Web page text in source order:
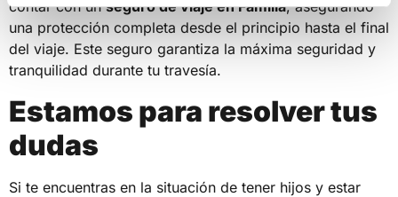
contar con unseguro de viaje en Familia, asegurando
una protección completa desde el principio hasta el final
del viaje. Este seguro garantiza la máxima seguridad y
tranquilidad durante tu travesía.
Estamos para resolver tus
dudas
Si te encuentras en la situación de tener hijos y estar